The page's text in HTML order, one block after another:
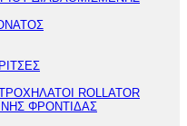
ROLLATOR
ΦΡΟΝΤΙΔΑΣ